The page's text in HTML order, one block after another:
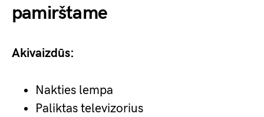
pamirštame
Akivaizdūs:
Nakties lempa
Paliktas televizorius